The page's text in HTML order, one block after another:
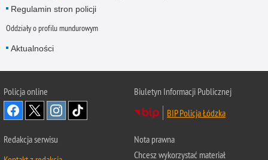
Regulamin stron policji
Oddziały o profilu mundurowym
Aktualności
Policja online
Biuletyn Informacji Publicznej
BIP Policja Łódzka
Redakcja serwisu
Nota prawna
Chcesz wykorzystać materiał